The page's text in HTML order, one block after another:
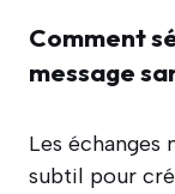
Comment
message
Les échanges
subtil pour